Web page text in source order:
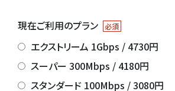
現在ご利用のプラン 必須
エクストリーム 1Gbps / 4730円
スーパー 300Mbps / 4180円
スタンダード 100Mbps / 3080円